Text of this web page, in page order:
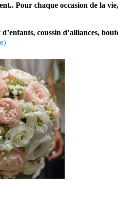
Pour chaque occasion de la
coussin d’alliances,